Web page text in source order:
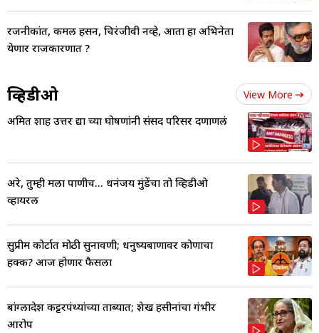
रजनीकांत, कमल हसन, चिरंजीवी नव्हे, आता हा अभिनेता
येणार राजकारणात ?
व्हिडीओ View More
अमित शाह उत्तर द्या च्या घोषणांनी संसद परिसर दणाणलं
अरे, तुम्ही मला पाणीच... धनंजय मुंडेंचा तो व्हिडीओ
व्हायरल
सुप्रीम कोर्टात मोठी सुनावणी; धनुष्यबाणावर कोणाचा
हक्क? आज होणार फैसला
बांग्लादेश कट्टरपंथ्यांच्या ताब्यात; शेख हसीनांचा गंभीर
आरोप